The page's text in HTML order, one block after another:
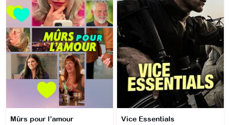
Mûrs pour l’amour Vice Essentials